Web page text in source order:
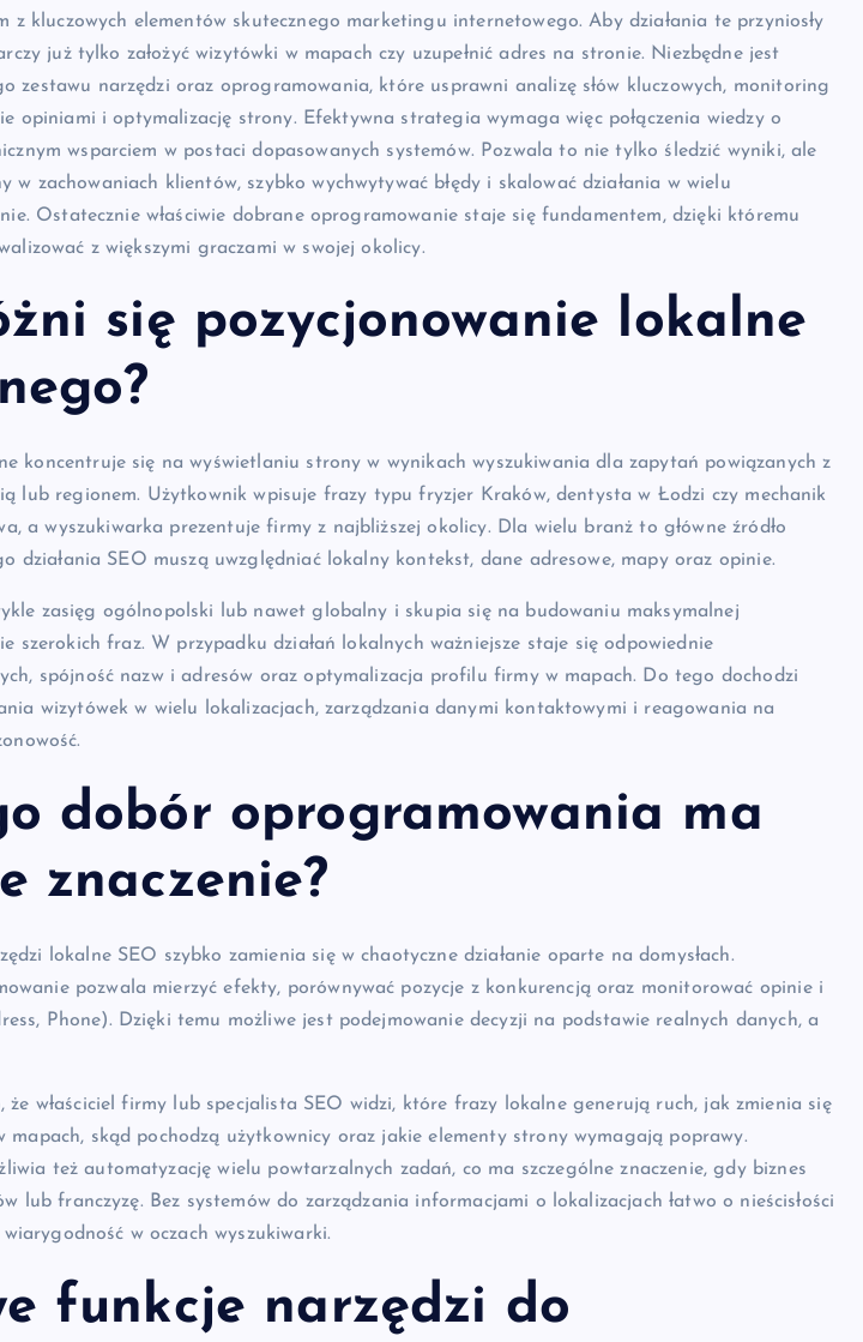
z kluczowych elementów skutecznego marketingu internetowego. Aby działania te przyniosły
już tylko założyć wizytówki w mapach czy uzupełnić adres na stronie. Niezbędne jest
zestawu narzędzi oraz oprogramowania, które usprawni analizę słów kluczowych, monitoring
opiniami i optymalizację strony. Efektywna strategia wymaga więc połączenia wiedzy o
wsparciem w postaci dopasowanych systemów. Pozwala to nie tylko śledzić wyniki, ale
w zachowaniach klientów, szybko wychwytywać błędy i skalować działania w wielu
Ostatecznie właściwie dobrane oprogramowanie staje się fundamentem, dzięki któremu
z większymi graczami w swojej okolicy.
się pozycjonowanie lokalne
koncentruje się na wyświetlaniu strony w wynikach wyszukiwania dla zapytań powiązanych z
lub regionem. Użytkownik wpisuje frazy typu fryzjer Kraków, dentysta w Łodzi czy mechanik
a wyszukiwarka prezentuje firmy z najbliższej okolicy. Dla wielu branż to główne źródło
działania SEO muszą uwzględniać lokalny kontekst, dane adresowe, mapy oraz opinie.
zasięg ogólnopolski lub nawet globalny i skupia się na budowaniu maksymalnej
szerokich fraz. W przypadku działań lokalnych ważniejsze staje się odpowiednie
spójność nazw i adresów oraz optymalizacja profilu firmy w mapach. Do tego dochodzi
wizytówek w wielu lokalizacjach, zarządzania danymi kontaktowymi i reagowania na
dobór oprogramowania ma
znaczenie?
lokalne SEO szybko zamienia się w chaotyczne działanie oparte na domysłach.
pozwala mierzyć efekty, porównywać pozycje z konkurencją oraz monitorować opinie i
Phone). Dzięki temu możliwe jest podejmowanie decyzji na podstawie realnych danych, a
że właściciel firmy lub specjalista SEO widzi, które frazy lokalne generują ruch, jak zmienia się
mapach, skąd pochodzą użytkownicy oraz jakie elementy strony wymagają poprawy.
też automatyzację wielu powtarzalnych zadań, co ma szczególne znaczenie, gdy biznes
lub franczyzę. Bez systemów do zarządzania informacjami o lokalizacjach łatwo o nieścisłości
wiarygodność w oczach wyszukiwarki.
funkcje narzędzi do